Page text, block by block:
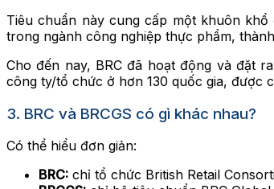
Tiêu chuẩn này cung cấp một khuôn
trong ngành công nghiệp thực phẩm,
Cho đến nay, BRC đã hoạt động và đặt
công ty/tổ chức ở hơn 130 quốc gia, được
3. BRC và BRCGS có gì khác nhau?
Có thể hiểu đơn giản:
BRC: chỉ tổ chức British Retail